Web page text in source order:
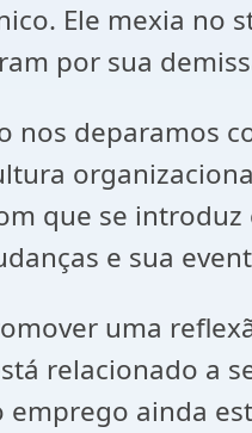
Ele mexia no
por sua
nos deparamos
que se
e sua
uma
relacionado a
ainda